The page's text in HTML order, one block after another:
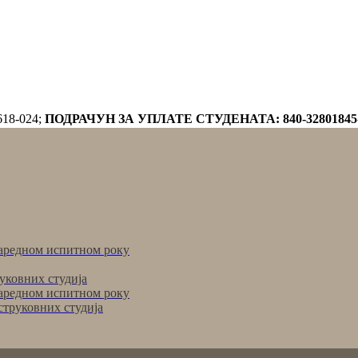
024; ПОДРАЧУН ЗА УПЛАТЕ СТУДЕНАТА: 840-
испитном року
студија
студија
испитном року